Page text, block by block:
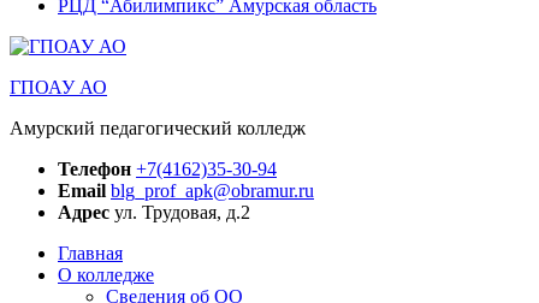
РЦД “Абилимпикс” Амурская область
ГПОАУ АО
Амурский педагогический колледж
Телефон +7(4162)35-30-94
Email blg_prof_apk@obramur.ru
Адрес ул. Трудовая, д.2
Главная
О колледже
Сведения об ОО